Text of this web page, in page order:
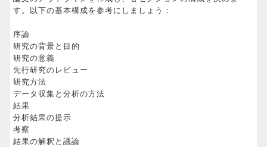
す。以下の基本構成を参考にしましょう：
序論
研究の背景と目的
研究の意義
先行研究のレビュー
研究方法
データ収集と分析の方法
結果
分析結果の提示
考察
結果の解釈と議論